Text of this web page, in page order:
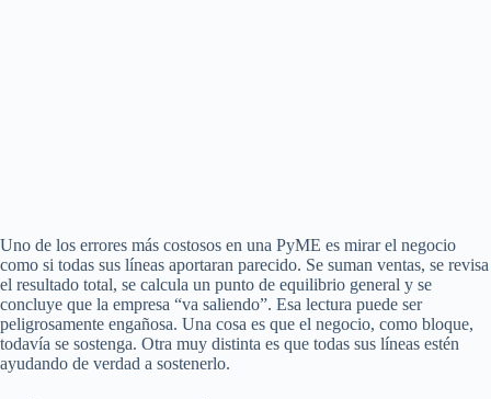
Uno de los errores más costosos en una PyME es mirar el negocio
como si todas sus líneas aportaran parecido. Se suman ventas, se revisa
el resultado total, se calcula un punto de equilibrio general y se
concluye que la empresa “va saliendo”. Esa lectura puede ser
peligrosamente engañosa. Una cosa es que el negocio, como bloque,
todavía se sostenga. Otra muy distinta es que todas sus líneas estén
ayudando de verdad a sostenerlo.